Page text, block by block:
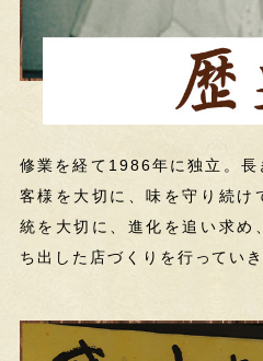
修業を経て1986年に独立。長
客様を大切に、味を守り続け
統を大切に、進化を追い求め
ち出した店づくりを行っていき